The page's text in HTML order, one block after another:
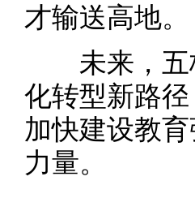
才输送高地。
未来，五校
化转型新路
加快建设教
力量。